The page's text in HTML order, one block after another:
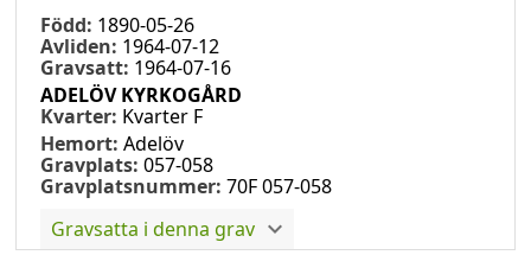
Född: 1890-05-26
Avliden: 1964-07-12
Gravsatt: 1964-07-16
ADELÖV KYRKOGÅRD
Kvarter: Kvarter F
Hemort: Adelöv
Gravplats: 057-058
Gravplatsnummer: 70F 057-058
Gravsatta i denna grav